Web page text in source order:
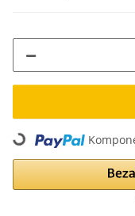
Loading...